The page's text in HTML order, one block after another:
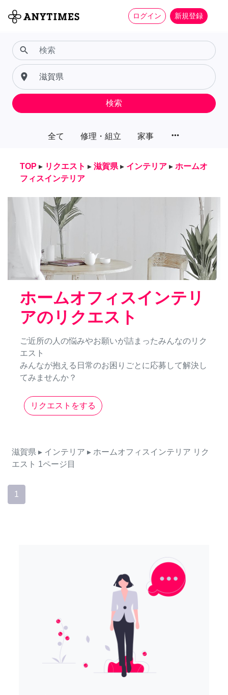
ログイン 新規登録
全て 修理・組立 家事 more_horiz
search
place
検索
TOP ▸ リクエスト ▸ 滋賀県 ▸ インテリア ▸ ホームオ
フィスインテリア
ホームオフィスインテリ
アのリクエスト
ご近所の人の悩みやお願いが詰まったみんなのリク
エスト
みんなが抱える日常のお困りごとに応募して解決し
てみませんか？
リクエストをする
滋賀県 ▸ インテリア ▸ ホームオフィスインテリア リク
エスト 1ページ目
1